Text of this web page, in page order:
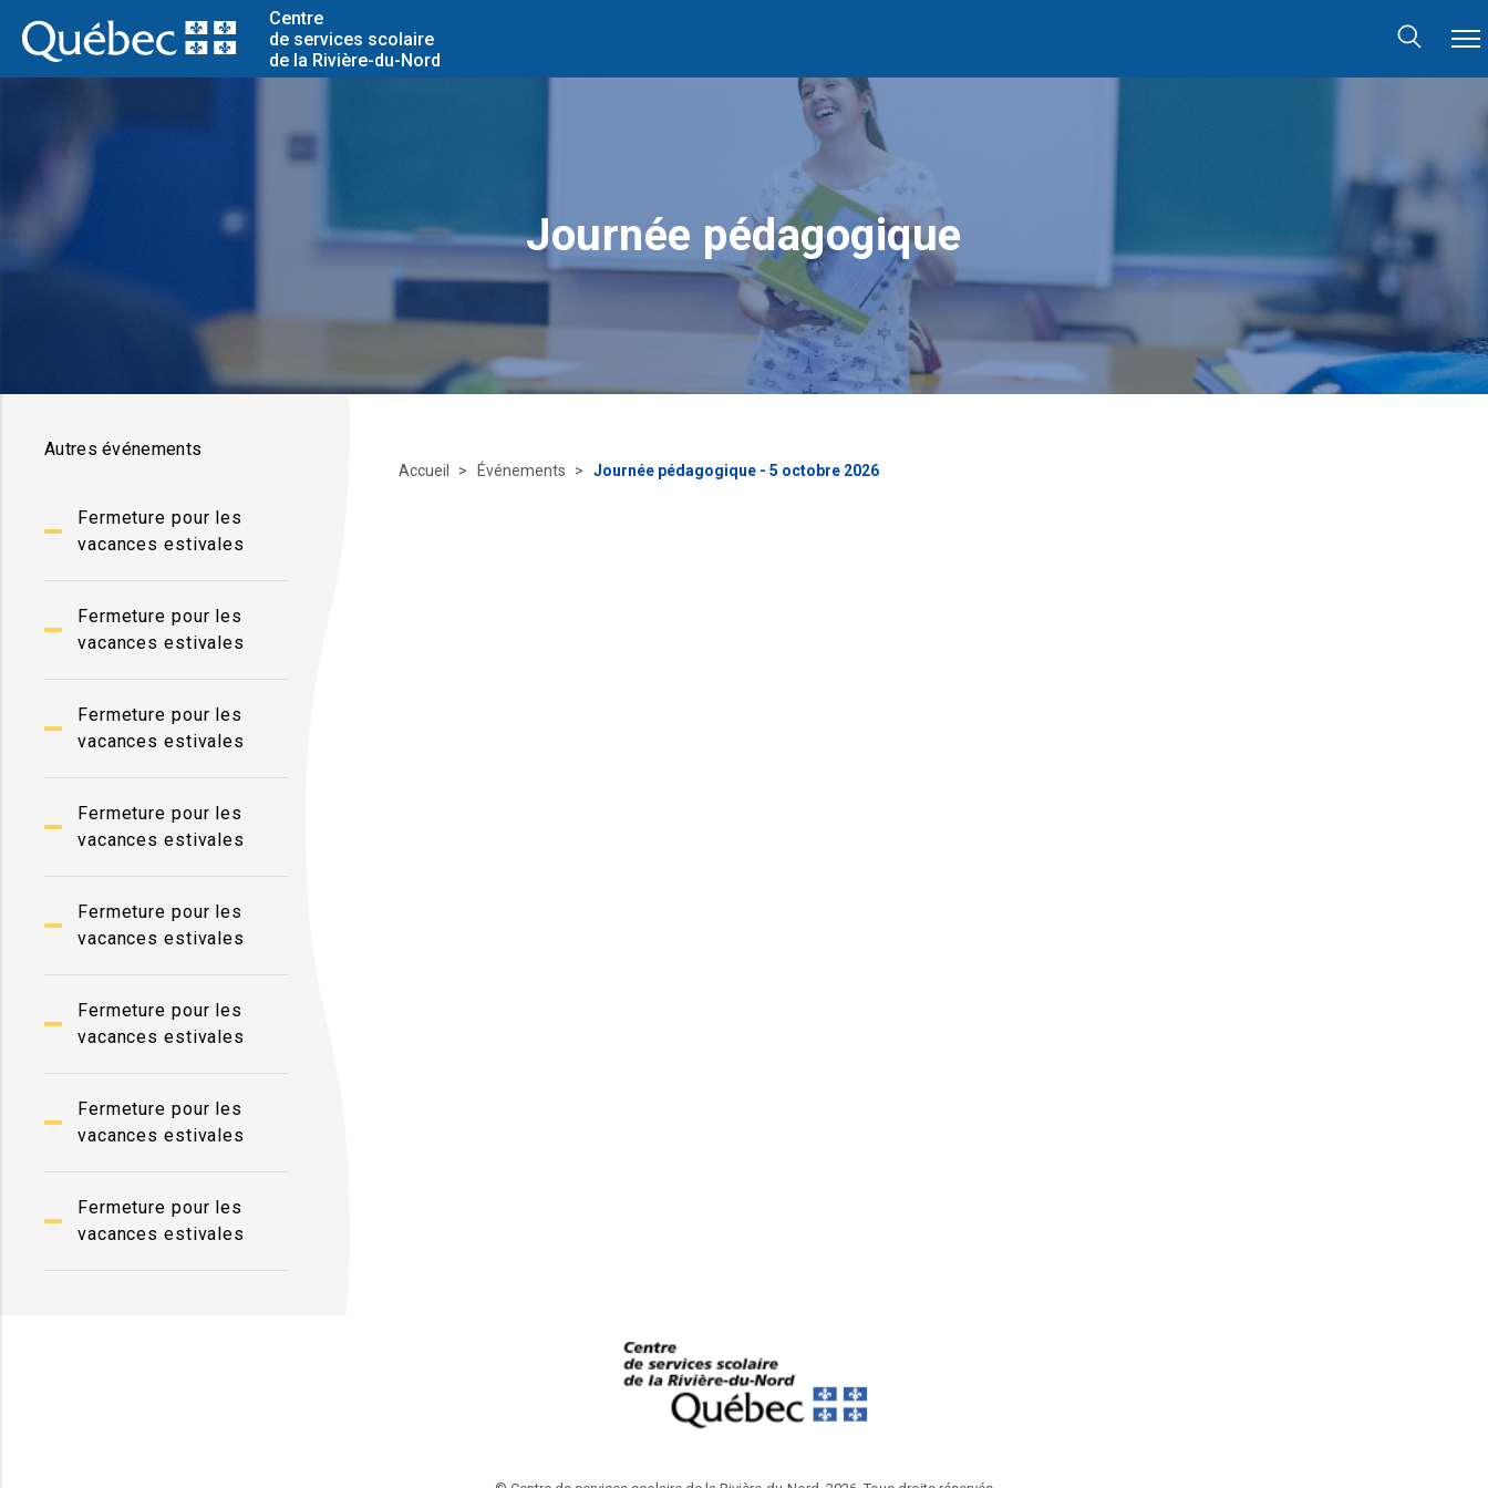
Centre
de services scolaire
de la Rivière-du-Nord
Journée pédagogique
Autres événements
Fermeture pour les
vacances estivales
Fermeture pour les
vacances estivales
Fermeture pour les
vacances estivales
Fermeture pour les
vacances estivales
Fermeture pour les
vacances estivales
Fermeture pour les
vacances estivales
Fermeture pour les
vacances estivales
Fermeture pour les
vacances estivales
Accueil Événements Journée pédagogique - 5 octobre 2026